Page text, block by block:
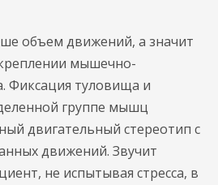
объем движений, а значит
мышечно-
Фиксация туловища и
группе мышц
двигательный стереотип с
движений. Звучит
не испытывая стресса, в